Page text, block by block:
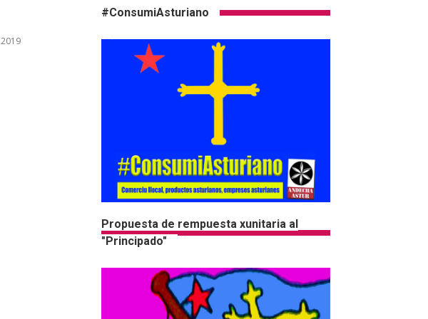
#ConsumiAsturiano
Propuesta de rempuesta xunitaria al
"Principado"